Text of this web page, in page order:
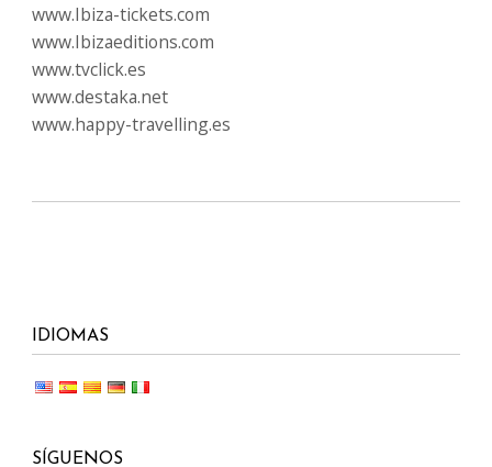
www.Ibiza-tickets.com
www.Ibizaeditions.com
www.tvclick.es
www.destaka.net
www.happy-travelling.es
IDIOMAS
SÍGUENOS